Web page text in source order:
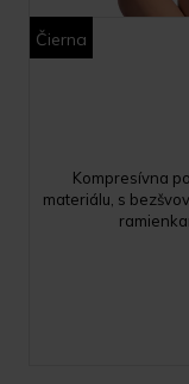
Čierna
Kompresívna
materiálu, s